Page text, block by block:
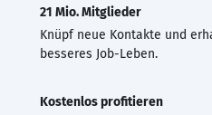
21 Mio. Mitglieder
Knüpf neue Kontakte und
besseres Job-Leben.
Kostenlos profitieren